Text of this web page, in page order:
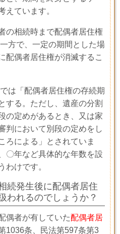
えています。
の相続時まで配偶者居住権
方で、一定の期間とした場
配偶者居住権が消滅するこ
は「配偶者居住権の存続期
する。ただし、遺産の分割
の定めがあるとき、又は家
判において別段の定めをし
ろによる」とされていま
〇年など具体的な年数を設
わけです。
続発生後に配偶者居住
われるのでしょうか？
偶者が有していた配偶者居
1036条、民法第597条第3